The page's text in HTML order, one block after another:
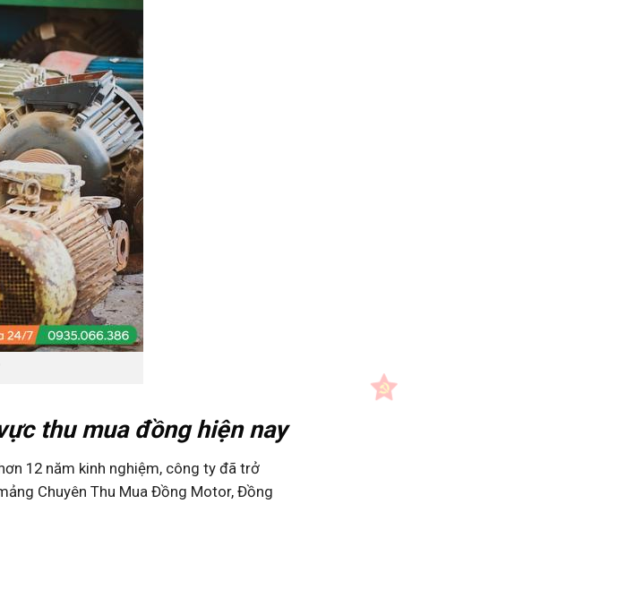
thu mua đồng hiện nay
12 năm kinh nghiệm, công ty đã trở
Chuyên Thu Mua Đồng Motor, Đồng